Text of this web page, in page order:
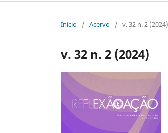
Início / Acervo / v. 32 n. 2 (2024)
v. 32 n. 2 (2024)